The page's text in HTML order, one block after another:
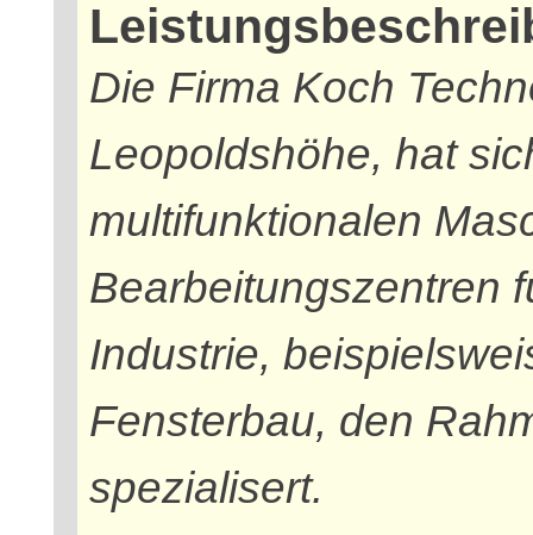
Die Firma Koch
Leopoldshöhe, hat
multifunktionalen
Bearbeitungszentren
Industrie,
Fensterbau, den
spezialisert.